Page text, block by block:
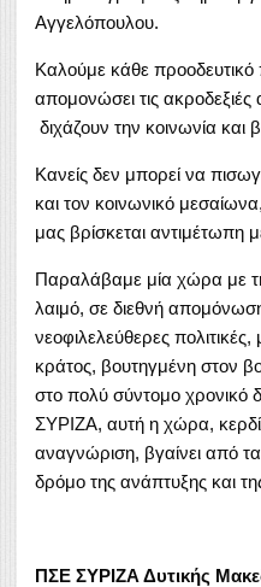
Αγγελόπουλου.
Καλούμε κάθε προοδευτικό
απομονώσει τις ακροδεξιές
διχάζουν την κοινωνία
Κανείς δεν μπορεί να
και τον κοινωνικό
μας βρίσκεται αντιμέτωπη
Παραλάβαμε μία χώρα με τη
λαιμό, σε διεθνή
νεοφιλελεύθερες
κράτος, βουτηγμένη στον
στο πολύ σύντομο χρονικό
ΣΥΡΙΖΑ, αυτή η χώρα,
αναγνώριση, βγαίνει από
δρόμο της ανάπτυξης και
ΠΣΕ ΣΥΡΙΖΑ